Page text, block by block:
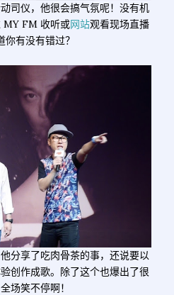
司仪，他很会搞气氛呢！没有机
MY FM 收听或网站观看现场直播
你有没有错过？
分享了吃肉骨茶的事，还说要以
创作成歌。除了这个也爆出了很
场笑不停啊！